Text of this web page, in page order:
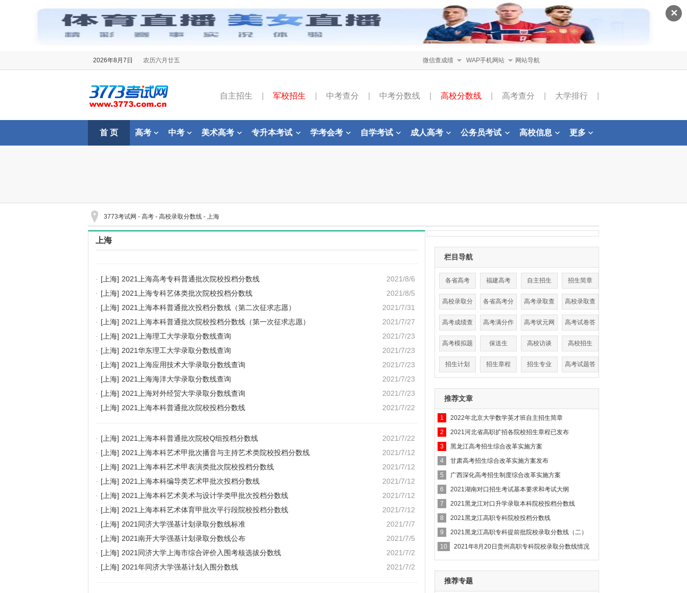
✕
2026年8月7日 农历六月廿五 微信查成绩 WAP手机网站 网站导航
自主招生 军校招生 中考查分 中考分数线 高校分数线 高考查分 大学排行
首 页 高考 中考 美术高考 专升本考试 学考会考 自学考试 成人高考 公务员考试 高校信息 更多
3773考试网 - 高考 - 高校录取分数线 - 上海
上海
2021/8/6
· [上海] 2021上海高考专科普通批次院校投档分数线
2021/8/5
· [上海] 2021上海专科艺体类批次院校投档分数线
2021/7/31
· [上海] 2021上海本科普通批次投档分数线（第二次征求志愿）
2021/7/27
· [上海] 2021上海本科普通批次院校投档分数线（第一次征求志愿）
2021/7/23
· [上海] 2021上海理工大学录取分数线查询
2021/7/23
· [上海] 2021华东理工大学录取分数线查询
2021/7/23
· [上海] 2021上海应用技术大学录取分数线查询
2021/7/23
· [上海] 2021上海海洋大学录取分数线查询
2021/7/23
· [上海] 2021上海对外经贸大学录取分数线查询
2021/7/22
· [上海] 2021上海本科普通批次院校投档分数线
2021/7/22
· [上海] 2021上海本科普通批次院校Q组投档分数线
2021/7/12
· [上海] 2021上海本科艺术甲批次播音与主持艺术类院校投档分数线
2021/7/12
· [上海] 2021上海本科艺术甲表演类批次院校投档分数线
2021/7/12
· [上海] 2021上海本科编导类艺术甲批次投档分数线
2021/7/12
· [上海] 2021上海本科艺术美术与设计学类甲批次投档分数线
2021/7/12
· [上海] 2021上海本科艺术体育甲批次平行段院校投档分数线
2021/7/7
· [上海] 2021同济大学强基计划录取分数线标准
2021/7/5
· [上海] 2021南开大学强基计划录取分数线公布
2021/7/2
· [上海] 2021同济大学上海市综合评价入围考核选拔分数线
2021/7/2
· [上海] 2021年同济大学强基计划入围分数线
栏目导航
各省高考 福建高考 自主招生 招生简章
高校录取分
数线
各省高考分
数线
高考录取查
询
高校录取查
询
高考成绩查
询
高考满分作
文
高考状元网 高考试卷答
案
高考模拟题
保送生 高校访谈 高校招生
招生计划 招生章程 招生专业 高考试题答
案
推荐文章
1
2022年北京大学数学英才班自主招生简章
2
2021河北省高职扩招各院校招生章程已发布
3
黑龙江高考招生综合改革实施方案
4
甘肃高考招生综合改革实施方案发布
5
广西深化高考招生制度综合改革实施方案
6
2021湖南对口招生考试基本要求和考试大纲
7
2021黑龙江对口升学录取本科院校投档分数线
8
2021黑龙江高职专科院校投档分数线
9
2021黑龙江高职专科提前批院校录取分数线（二）
10
2021年8月20日贵州高职专科院校录取分数线情况
推荐专题